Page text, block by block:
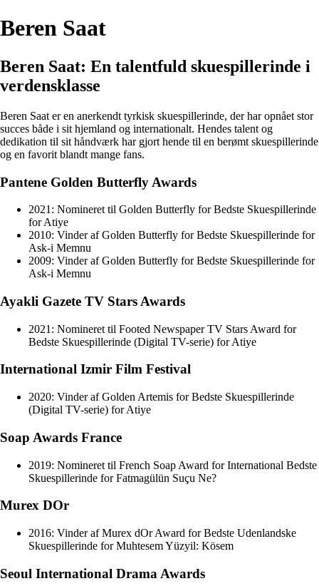
Beren Saat
Beren Saat: En talentfuld skuespillerinde i
verdensklasse
Beren Saat er en anerkendt tyrkisk skuespillerinde, der har opnået stor
succes både i sit hjemland og internationalt. Hendes talent og
dedikation til sit håndværk har gjort hende til en berømt skuespillerinde
og en favorit blandt mange fans.
Pantene Golden Butterfly Awards
2021: Nomineret til Golden Butterfly for Bedste Skuespillerinde
for Atiye
2010: Vinder af Golden Butterfly for Bedste Skuespillerinde for
Ask-i Memnu
2009: Vinder af Golden Butterfly for Bedste Skuespillerinde for
Ask-i Memnu
Ayakli Gazete TV Stars Awards
2021: Nomineret til Footed Newspaper TV Stars Award for
Bedste Skuespillerinde (Digital TV-serie) for Atiye
International Izmir Film Festival
2020: Vinder af Golden Artemis for Bedste Skuespillerinde
(Digital TV-serie) for Atiye
Soap Awards France
2019: Nomineret til French Soap Award for International Bedste
Skuespillerinde for Fatmagülün Suçu Ne?
Murex DOr
2016: Vinder af Murex dOr Award for Bedste Udenlandske
Skuespillerinde for Muhtesem Yüzyil: Kösem
Seoul International Drama Awards